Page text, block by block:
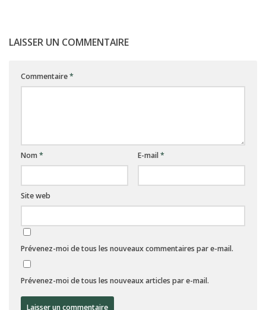
LAISSER UN COMMENTAIRE
Commentaire*
Nom * E-mail*
Site web
Prévenez-moi de tous les nouveaux commentaires par e-mail.
Prévenez-moi de tous les nouveaux articles par e-mail.